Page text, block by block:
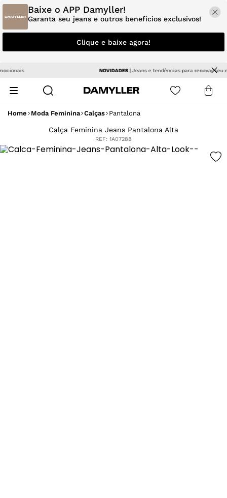
Baixe o APP Damyller!
Garanta seu jeans e outros benefícios exclusivos!
Clique e baixe agora!
| Jeans e tendências para renovar seu estilo
Home Moda Feminina Calças Pantalona
Calça Feminina Jeans Pantalona Alta
REF: 1A07288